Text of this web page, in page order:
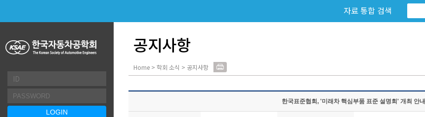
자료 통합 검색
공지사항
Home > 학회 소식 > 공지사항
한국표준협회, '미래차 핵심부품 표준 설명회' 개최 안내